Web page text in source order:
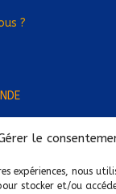
le
expériences, nous
stocker et/ou
?
·e Régional·e !
de chez vous !